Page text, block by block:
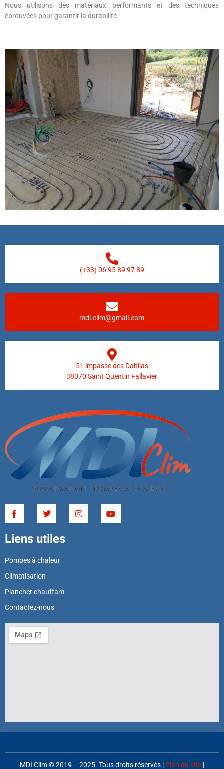
Nous utilisons des matériaux performants et des techniques
éprouvées pour garantir la durabilité.
(+33) 06 95 89 97 89
mdi.clim@gmail.com
51 impasse des Dahlias
38070 Saint Quentin Fallavier
Liens utiles
Pompes à chaleur
Climatisation
Plancher chauffant
Contactez-nous
MDI Clim © 2019 – 2025. Tous droits réservés | Plan du site|